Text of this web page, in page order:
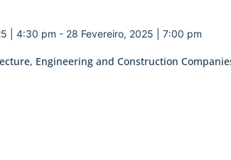
Engineering and Construction
| 4:30 pm - 28 Fevereiro, 2025 | 7:00 pm